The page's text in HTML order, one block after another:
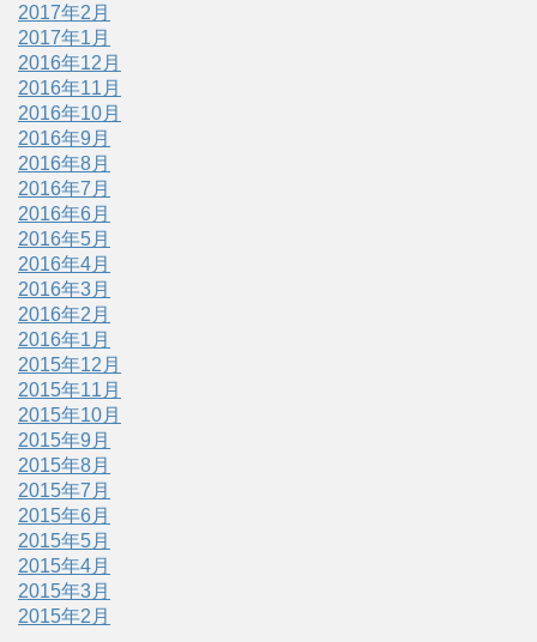
2017年2月
2017年1月
2016年12月
2016年11月
2016年10月
2016年9月
2016年8月
2016年7月
2016年6月
2016年5月
2016年4月
2016年3月
2016年2月
2016年1月
2015年12月
2015年11月
2015年10月
2015年9月
2015年8月
2015年7月
2015年6月
2015年5月
2015年4月
2015年3月
2015年2月